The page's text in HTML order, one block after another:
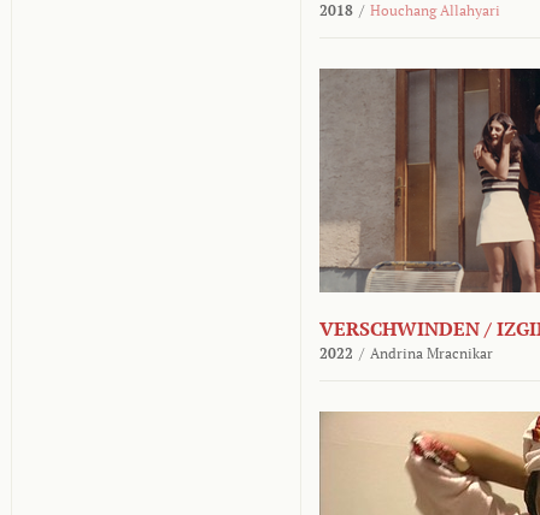
2018 / Houchang Allahyari
VERSCHWINDEN /
2022 / Andrina Mracnikar